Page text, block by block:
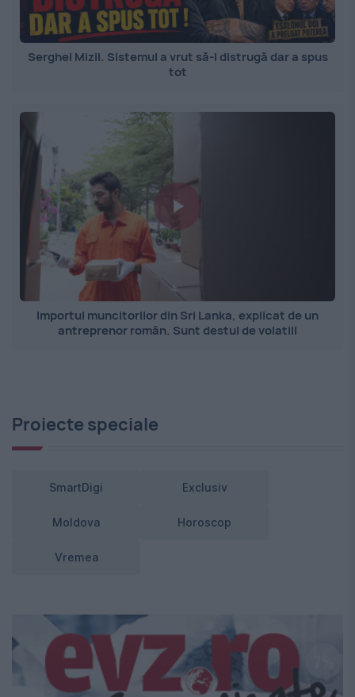
Serghei Mizil. Sistemul a vrut să-l distrugă dar a spus
tot
Importul muncitorilor din Sri Lanka, explicat de un
antreprenor român. Sunt destul de volatili
Proiecte speciale
SmartDigi Exclusiv
Moldova Horoscop
Vremea